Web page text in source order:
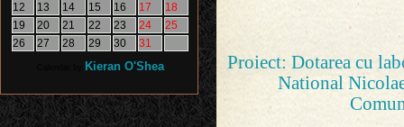
Proiect: Dotarea cu
National
12
13 14 15 16 17
18
19
20 21 22 23 24
25
26
27 28 29 30 31
Kieran O'Shea